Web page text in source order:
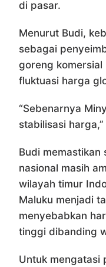
di pasar.
Menurut Budi,
sebagai
goreng komersial
fluktuasi harga
“Sebenarnya
stabilisasi
Budi memastikan
nasional masih
wilayah timur
Maluku menjadi
menyebabkan
tinggi dibanding
Untuk mengatasi